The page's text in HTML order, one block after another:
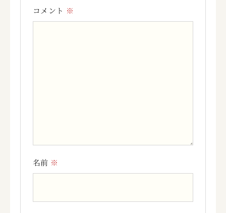
コメント ※
名前 ※